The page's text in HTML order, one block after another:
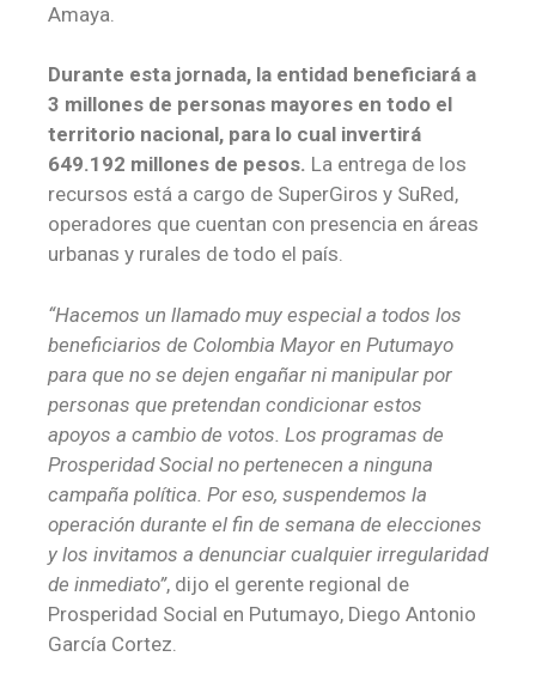
Amaya.
Durante esta jornada, la entidad beneficiará a
3 millones de personas mayores en todo el
territorio nacional, para lo cual invertirá
649.192 millones de pesos. La entrega de los
recursos está a cargo de SuperGiros y SuRed,
operadores que cuentan con presencia en áreas
urbanas y rurales de todo el país.
“Hacemos un llamado muy especial a todos los
beneficiarios de Colombia Mayor en Putumayo
para que no se dejen engañar ni manipular por
personas que pretendan condicionar estos
apoyos a cambio de votos. Los programas de
Prosperidad Social no pertenecen a ninguna
campaña política. Por eso, suspendemos la
operación durante el fin de semana de elecciones
y los invitamos a denunciar cualquier irregularidad
de inmediato”, dijo el gerente regional de
Prosperidad Social en Putumayo, Diego Antonio
García Cortez.